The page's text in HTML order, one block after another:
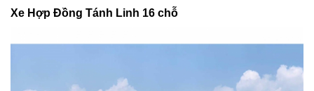
Xe Hợp Đồng Tánh Linh 16 chỗ